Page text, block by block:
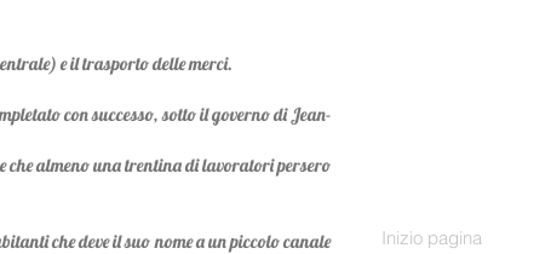
Inizio pagina
e il trasporto delle merci.
con successo, sotto il governo di Jean-
che almeno una trentina di lavoratori persero
che deve il suo nome a un piccolo canale